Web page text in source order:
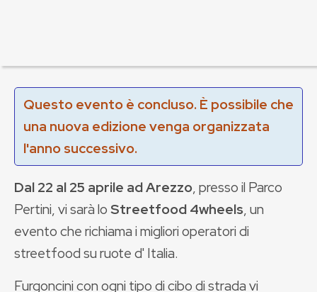
Questo evento è concluso. È possibile che
una nuova edizione venga organizzata
l'anno successivo.
Dal 22 al 25 aprile ad Arezzo, presso il Parco
Pertini, vi sarà loStreetfood 4wheels, un
evento che richiama i migliori operatori di
streetfood su ruote d' Italia.
Furgoncini con ogni tipo di cibo di strada vi